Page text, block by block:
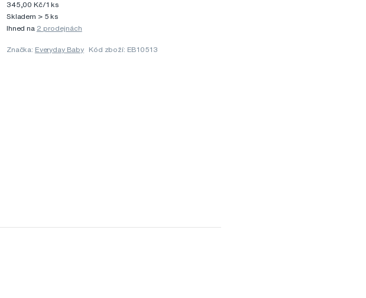
345,00 Kč/1 ks
Skladem > 5 ks
Ihned na 2 prodejnách
Značka: Everyday Baby Kód zboží: EB10513